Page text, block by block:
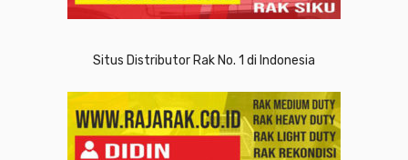
Situs Distributor Rak No. 1 di Indonesia